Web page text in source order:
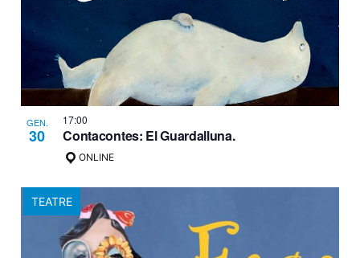
GEN.
30
17:00
Contacontes: El Guardalluna.
ONLINE
TEATRE